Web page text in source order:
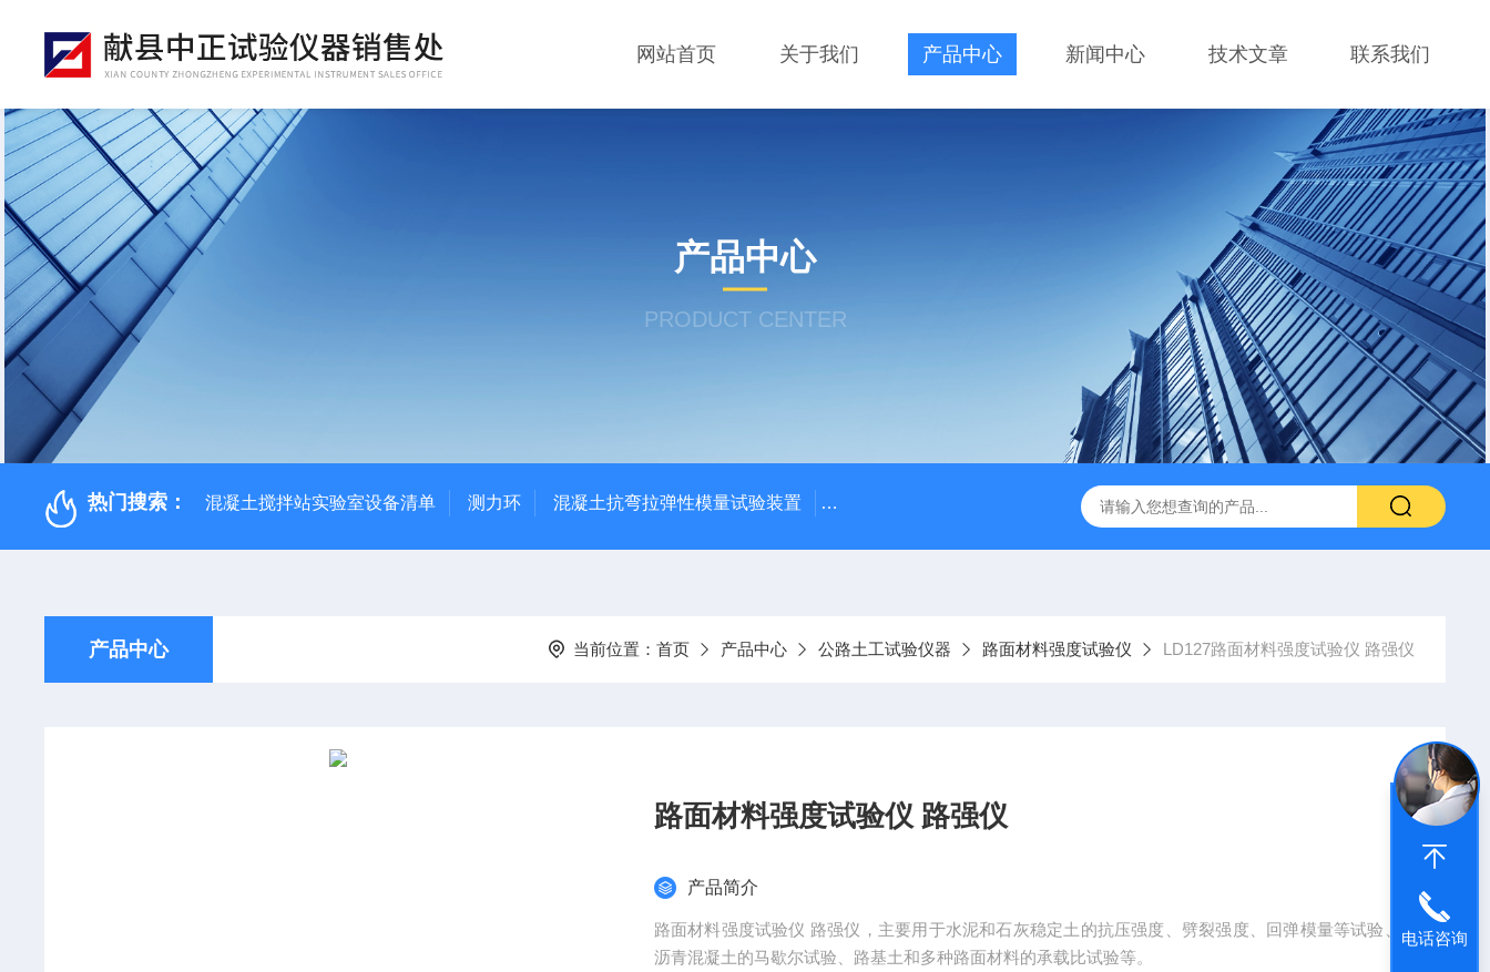
网站首页 关于我们 产品中心 新闻中心 技术文章 联系我们
产品中心
PRODUCT CENTER
热门搜索： 混凝土搅拌站实验室设备清单 测力环 混凝土抗弯拉弹性模量试验装置 混凝土塌落度试验仪 钢结构防火涂料测厚仪 砂基透水砖透水速率试验装置
产品中心 当前位置： 首页 产品中心 公路土工试验仪器 路面材料强度试验仪 LD127路面材料强度试验仪 路强仪
路面材料强度试验仪 路强仪
产品简介
路面材料强度试验仪 路强仪，主要用于水泥和石灰稳定土的抗压强度、劈裂强度、回弹模量等试验、
沥青混凝土的马歇尔试验、路基土和多种路面材料的承载比试验等。
电话咨询